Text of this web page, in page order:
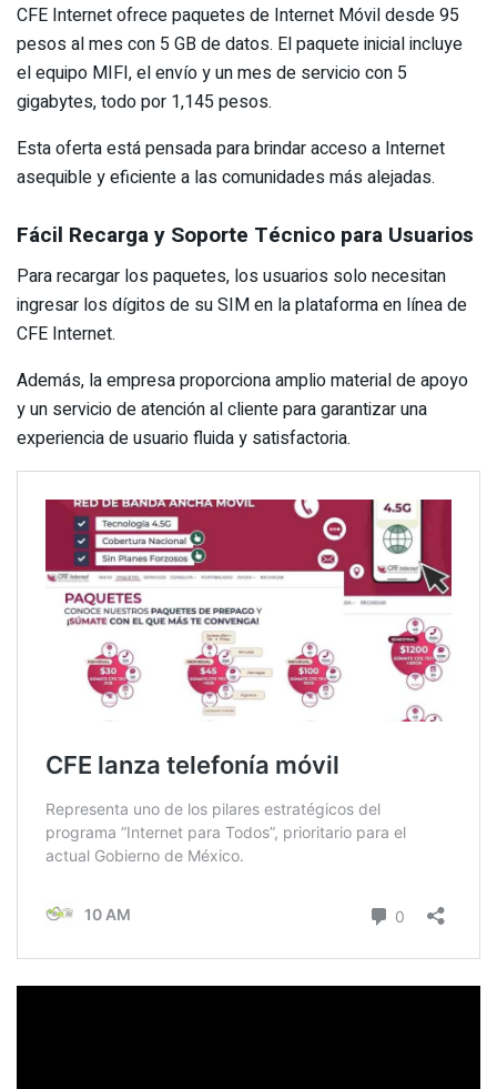
CFE Internet ofrece paquetes de Internet Móvil desde 95
pesos al mes con 5 GB de datos. El paquete inicial incluye
el equipo MIFI, el envío y un mes de servicio con 5
gigabytes, todo por 1,145 pesos.
Esta oferta está pensada para brindar acceso a Internet
asequible y eficiente a las comunidades más alejadas.
Fácil Recarga y Soporte Técnico para Usuarios
Para recargar los paquetes, los usuarios solo necesitan
ingresar los dígitos de su SIM en la plataforma en línea de
CFE Internet.
Además, la empresa proporciona amplio material de apoyo
y un servicio de atención al cliente para garantizar una
experiencia de usuario fluida y satisfactoria.